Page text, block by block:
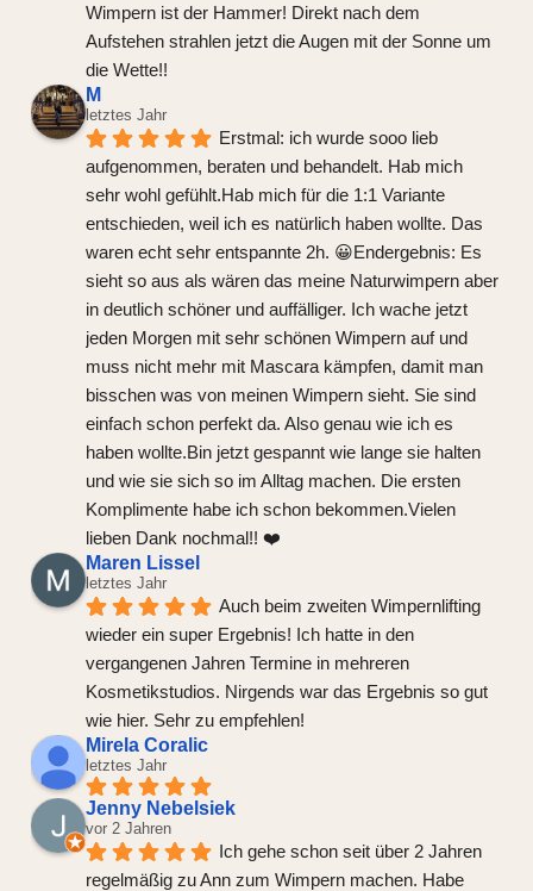
Wimpern ist der Hammer! Direkt nach dem
Aufstehen strahlen jetzt die Augen mit der Sonne um
die Wette!!
M
letztes Jahr
Erstmal: ich wurde sooo lieb
aufgenommen, beraten und behandelt. Hab mich
sehr wohl gefühlt.Hab mich für die 1:1 Variante
entschieden, weil ich es natürlich haben wollte. Das
waren echt sehr entspannte 2h. 😀Endergebnis: Es
sieht so aus als wären das meine Naturwimpern aber
in deutlich schöner und auffälliger. Ich wache jetzt
jeden Morgen mit sehr schönen Wimpern auf und
muss nicht mehr mit Mascara kämpfen, damit man
bisschen was von meinen Wimpern sieht. Sie sind
einfach schon perfekt da. Also genau wie ich es
haben wollte.Bin jetzt gespannt wie lange sie halten
und wie sie sich so im Alltag machen. Die ersten
Komplimente habe ich schon bekommen.Vielen
lieben Dank nochmal!! ❤️
Maren Lissel
letztes Jahr
Auch beim zweiten Wimpernlifting
wieder ein super Ergebnis! Ich hatte in den
vergangenen Jahren Termine in mehreren
Kosmetikstudios. Nirgends war das Ergebnis so gut
wie hier. Sehr zu empfehlen!
Mirela Coralic
letztes Jahr
Jenny Nebelsiek
vor 2 Jahren
Ich gehe schon seit über 2 Jahren
regelmäßig zu Ann zum Wimpern machen. Habe